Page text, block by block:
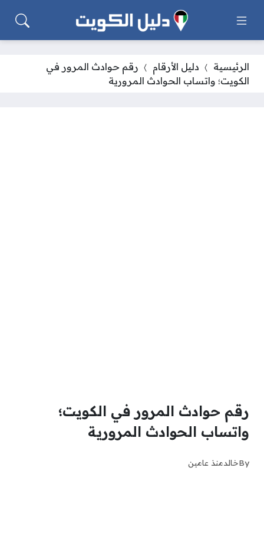
الرئيسية دليل الأرقام
رقم حوادث المرور في
الكويت؛ واتساب الحوادث المرورية
رقم حوادث المرور في الكويت؛
واتساب الحوادث المرورية
Byخالدمنذ عامين